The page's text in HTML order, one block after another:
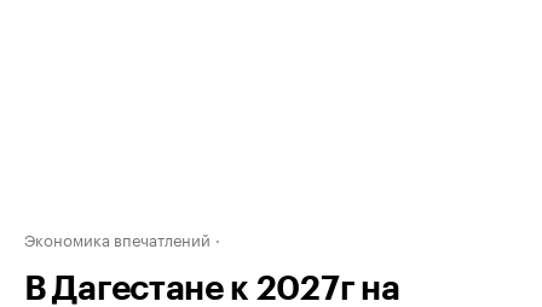
Экономика впечатлений
В Дагестане к 2027г на